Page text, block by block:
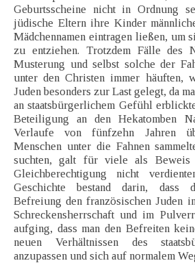
Geburtsscheine nicht in Ordnung
jüdische Eltern ihre Kinder
Mädchennamen eintragen ließen, um
zu entziehen. Trotzdem Fälle des
Musterung und selbst solche der
unter den Christen immer häuften,
Juden besonders zur Last gelegt, da
an staatsbürgerlichem Gefühl
Beteiligung an den Hekatomben
Verlaufe von fünfzehn Jahren
Menschen unter die Fahnen
suchten, galt für viele als Beweis
Gleichberechtigung nicht
Geschichte bestand darin, dass
Befreiung den französischen Juden
Schreckensherrschaft und im
aufging, dass man den Befreiten
neuen Verhältnissen des
anzupassen und sich auf normalem